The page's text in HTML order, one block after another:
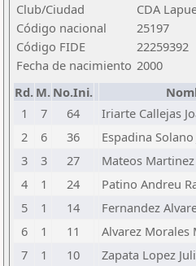
Club/Ciudad
CDA
Código nacional
25197
Código FIDE
22259392
Fecha de nacimiento 2000
Rd. M. No.Ini.
1
7 64 Iriarte Callejas
2
6 36 Espadina Solano
3
3 27 Mateos
4
1 24 Patino Andreu
5
1 14 Fernandez
6
1 11 Alvarez Morales
7
1 10 Zapata Lopez